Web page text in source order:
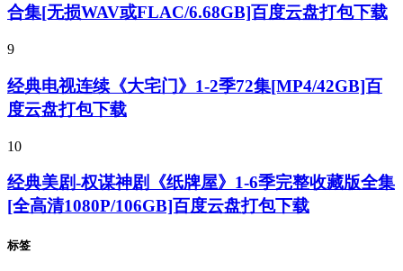
合集[无损WAV或FLAC/6.68GB]百度云盘打包下载
9
经典电视连续《大宅门》1-2季72集[MP4/42GB]百
度云盘打包下载
10
经典美剧-权谋神剧《纸牌屋》1-6季完整收藏版全集
[全高清1080P/106GB]百度云盘打包下载
标签